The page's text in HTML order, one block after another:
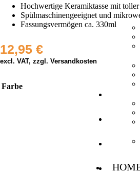
Hochwertige Keramiktasse mit
Spülmaschinengeeignet und
Fassungsvermögen ca. 330ml
12,95 €
excl. VAT, zzgl. Versandkosten
Farbe